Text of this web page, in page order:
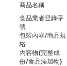
商品名稱
食品業者登錄字
號
包裝內容/商品規
格
內容物(完整成
份/食品添加物)